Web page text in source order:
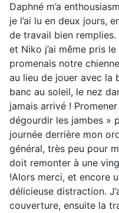
Daphné m’a
je l’ai lu en deux jours,
de travail bien
et Niko j’ai même pris
promenais notre
au lieu de jouer avec la
banc au soleil, le nez
jamais arrivé !
dégourdir les jambes »
journée derrière mon
général, très peu pour
doit remonter à une
!Alors merci, et encore
délicieuse distraction.
couverture, ensuite la